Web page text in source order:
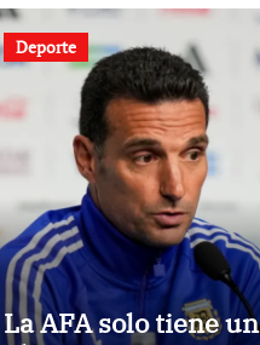
Deporte
La AFA solo tiene un